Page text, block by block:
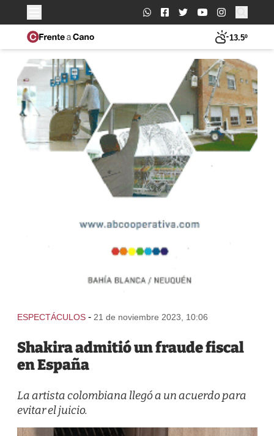
Buscar:
13.5º
ESPECTÁCULOS - 21 de noviembre 2023, 10:06
Shakira admitió un fraude fiscal
en España
La artista colombiana llegó a un acuerdo para
evitar el juicio.